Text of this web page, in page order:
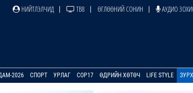
НИЙТЛЭЛЧИД ТВ8 ӨГЛӨӨНИЙ СОНИН АУДИО
2026 СПОРТ УРЛАГ COP17 ӨДРИЙН ХӨТӨЧ LIFE STYLE